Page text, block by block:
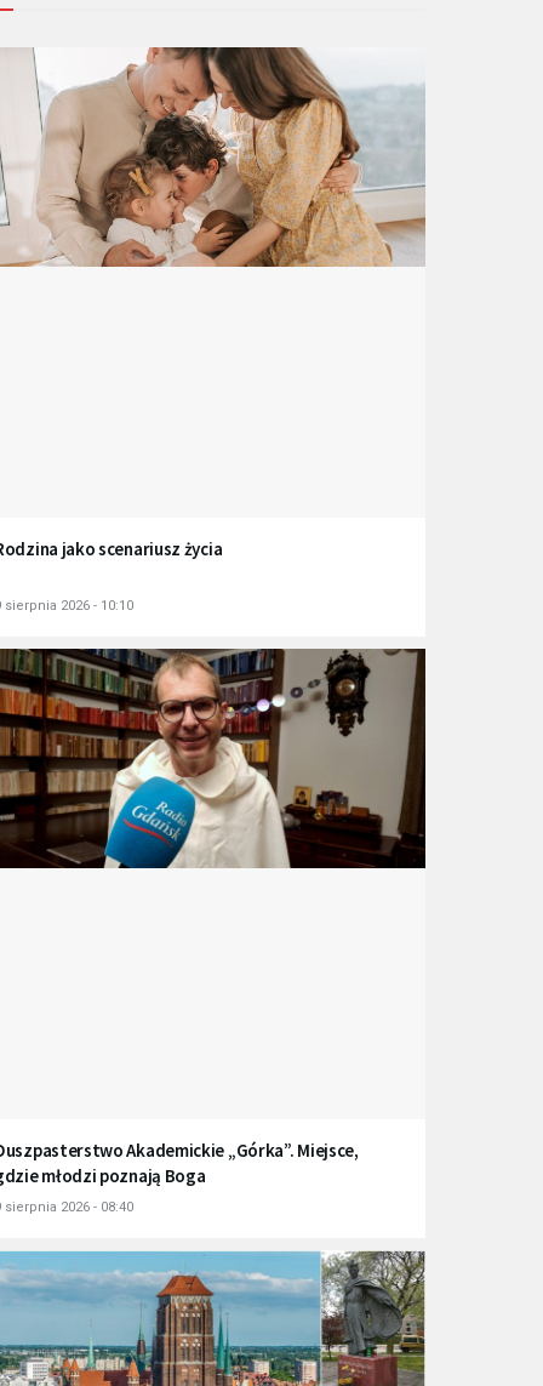
jako scenariusz życia
sierpnia 2026 - 10:10
Akademickie „Górka”. Miejsce,
młodzi poznają Boga
sierpnia 2026 - 08:40